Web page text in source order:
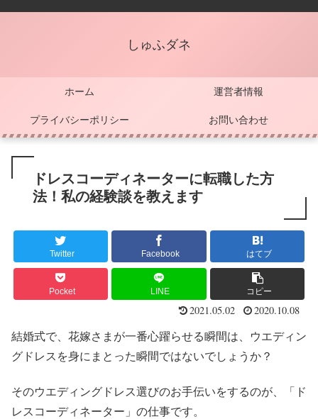
しゅふダネ
ホーム 運営者情報
プライバシーポリシー お問い合わせ
ドレスコーディネーターに転職した方
法！私の経験談を教えます
Twitter Facebook はてブ
Pocket LINE コピー
2021.05.02 2020.10.08
結婚式で、花嫁さまが一番心躍らせる瞬間は、ウエディン
グドレスを身にまとった瞬間ではないでしょうか？
そのウエディングドレス選びのお手伝いをするのが、「ド
レスコーディネーター」の仕事です。